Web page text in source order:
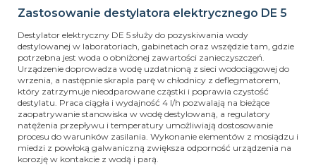
Zastosowanie destylatora elektrycznego DE 5
Destylator elektryczny DE 5 służy do pozyskiwania wody
destylowanej w laboratoriach, gabinetach oraz wszędzie tam, gdzie
potrzebna jest woda o obniżonej zawartości zanieczyszczeń.
Urządzenie doprowadza wodę uzdatnioną z sieci wodociągowej do
wrzenia, a następnie skrapla parę w chłodnicy z deflegmatorem,
który zatrzymuje nieodparowane cząstki i poprawia czystość
destylatu. Praca ciągła i wydajność 4 l/h pozwalają na bieżące
zaopatrywanie stanowiska w wodę destylowaną, a regulatory
natężenia przepływu i temperatury umożliwiają dostosowanie
procesu do warunków zasilania. Wykonanie elementów z mosiądzu i
miedzi z powłoką galwaniczną zwiększa odporność urządzenia na
korozję w kontakcie z wodą i parą.